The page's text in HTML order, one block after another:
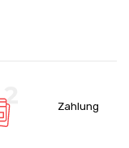
Zahlung